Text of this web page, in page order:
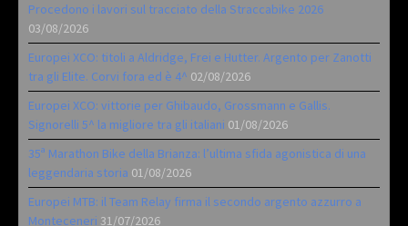
Procedono i lavori sul tracciato della Straccabike 2026
03/08/2026
Europei XCO: titoli a Aldridge, Frei e Hutter. Argento per Zanotti
tra gli Elite. Corvi fora ed è 4^ 02/08/2026
Europei XCO: vittorie per Ghibaudo, Grossmann e Gallis.
Signorelli 5^ la migliore tra gli italiani 01/08/2026
35ª Marathon Bike della Brianza: l’ultima sfida agonistica di una
leggendaria storia 01/08/2026
Europei MTB: il Team Relay firma il secondo argento azzurro a
Monteceneri 31/07/2026